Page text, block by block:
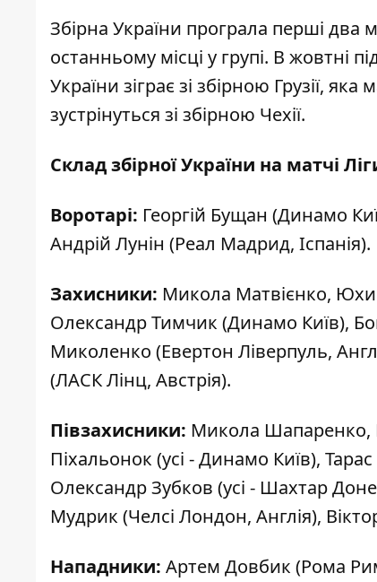
Збірна України програла перші два
останньому місці у групі. В жовтні
України зіграє зі збірною Грузії,
зустрінуться зі збірною Чехії.
Склад збірної України на матчі
Воротарі: Георгій Бущан (Динамо
Андрій Лунін (Реал Мадрид, Іспанія).
Захисники: Микола Матвієнко,
Олександр Тимчик (Динамо Київ),
Миколенко (Евертон Ліверпуль,
(ЛАСК Лінц, Австрія).
Півзахисники: Микола Шапаренко,
Піхальонок (усі - Динамо Київ),
Олександр Зубков (усі - Шахтар
Мудрик (Челсі Лондон, Англія),
Нападники: Артем Довбик (Рома